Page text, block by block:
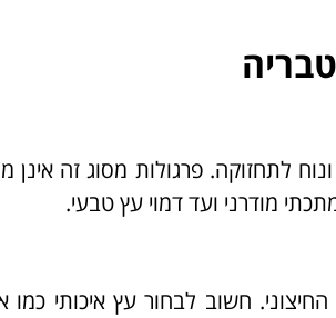
לתחזוקה. פרגולות מסוג זה
מודרני ועד דמוי עץ טבעי.
חשוב לבחור עץ איכותי כמו